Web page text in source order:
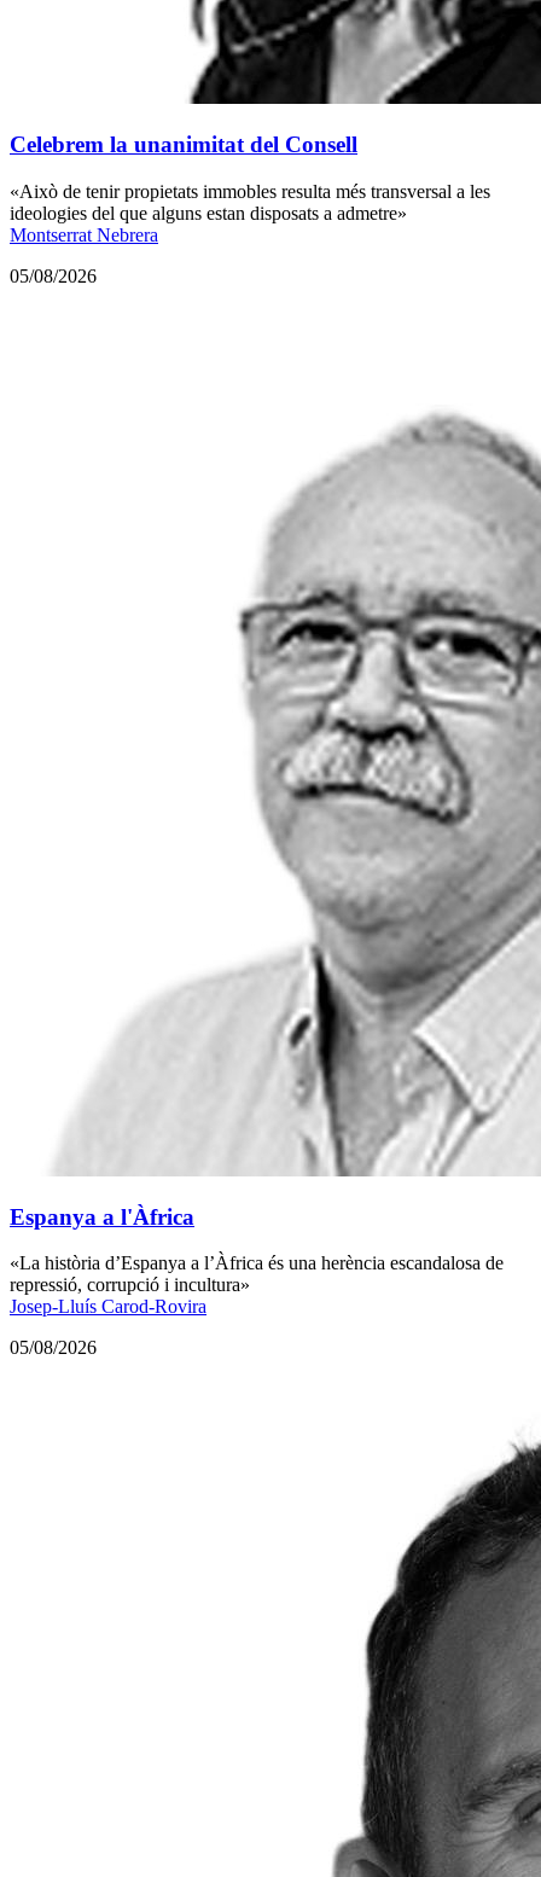
Celebrem la unanimitat del Consell
«Això de tenir propietats immobles resulta més transversal a les
ideologies del que alguns estan disposats a admetre»
Montserrat Nebrera
05/08/2026
Espanya a l'Àfrica
«La història d’Espanya a l’Àfrica és una herència escandalosa de
repressió, corrupció i incultura»
Josep-Lluís Carod-Rovira
05/08/2026